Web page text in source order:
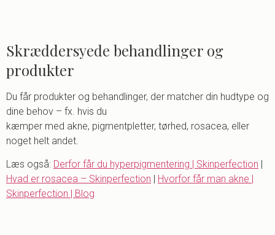
Skræddersyede behandlinger og
produkter
Du får produkter og behandlinger, der matcher din hudtype og
dine behov – fx. hvis du
kæmper med akne, pigmentpletter, tørhed, rosacea, eller
noget helt andet.
Læs også: Derfor får du hyperpigmentering | Skinperfection
Hvad er rosacea – Skinperfection
Hvorfor får man akne |
Skinperfection | Blog